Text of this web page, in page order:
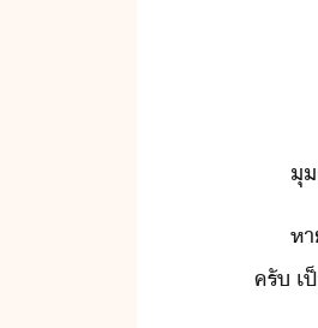
ุ
ห
ครั​ ​เ